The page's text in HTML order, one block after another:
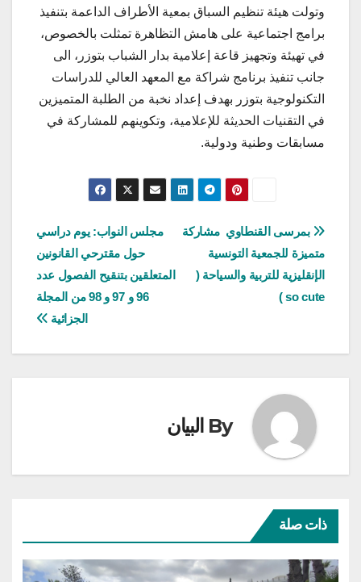
وتولت هيئة تنظيم السباق بمعية الأطراف الداعمة بتنفيذ
برامج اجتماعية على هامش التظاهرة تمثلت بالخصوص،
في تهيئة وتجهيز قاعة إعلامية بدار الشباب بتوزر، الى
جانب تنفيذ برنامج شراكة مع المعهد العالي للدراسات
التكنولوجية بتوزر بهدف إعداد نخبة من الطلبة المتميزين
في التقنيات الحديثة للإعلامية، وتكوينهم للمشاركة في
مسابقات وطنية ودولية.
تصفّح
المقالات
مجلس النواب: يوم دراسي
حول مقترحي القانونين
المتعلقين بتنقيح الفصول عدد
96 و 97 و 98 من المجلة
الجزائية
بمرسى القنطاوي مشاركة
متميزة للجمعية التونسية
الإنقليزية للتربية والسياحة (
so cute )
By البيان
ذات صلة